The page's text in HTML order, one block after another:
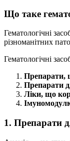
Що таке
Гематологічні
різноманітних
Гематологічні
Препарати,
Препарати
Ліки, що
1. Препарати